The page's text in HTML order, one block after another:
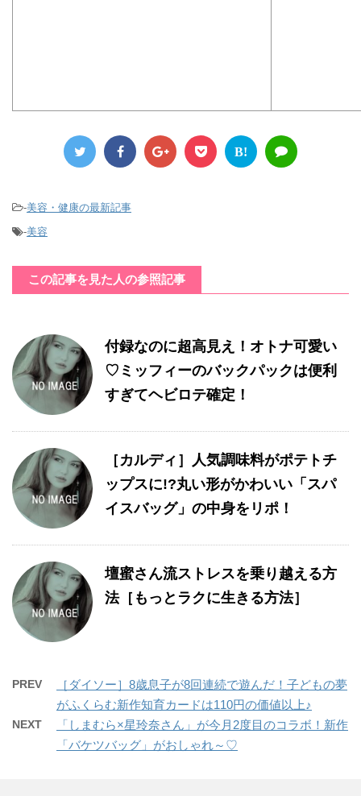
B!
-美容・健康の最新記事
-美容
この記事を見た人の参照記事
付録なのに超高見え！オトナ可愛い
♡ミッフィーのバックパックは便利
すぎてヘビロテ確定！
［カルディ］人気調味料がポテトチ
ップスに!?丸い形がかわいい「スパ
イスバッグ」の中身をリポ！
壇蜜さん流ストレスを乗り越える方
法［もっとラクに生きる方法］
PREV
［ダイソー］8歳息子が8回連続で遊んだ！子どもの夢
がふくらむ新作知育カードは110円の価値以上♪
NEXT
「しまむら×星玲奈さん」が今月2度目のコラボ！新作
「バケツバッグ」がおしゃれ～♡